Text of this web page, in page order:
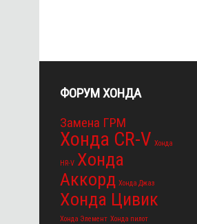
ФОРУМ ХОНДА
Замена ГРМ
Хонда CR-V Хонда
HR-V Хонда
Аккорд Хонда Джаз
Хонда Цивик
Хонда Элемент Хонда пилот